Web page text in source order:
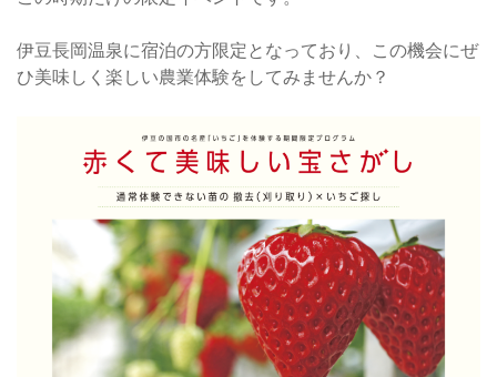
伊豆長岡温泉に宿泊の方限定となっており、この機会にぜ
ひ美味しく楽しい農業体験をしてみませんか？